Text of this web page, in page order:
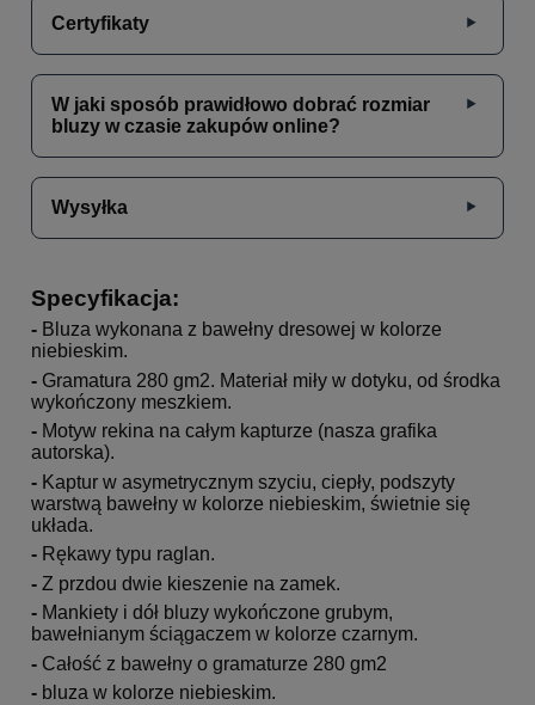
Certyfikaty
W jaki sposób prawidłowo dobrać rozmiar
bluzy w czasie zakupów online?
Wysyłka
Specyfikacja:
- Bluza wykonana z bawełny dresowej w kolorze
niebieskim.
- Gramatura 280 gm2. Materiał miły w dotyku, od środka
wykończony meszkiem.
- Motyw rekina na całym kapturze (nasza grafika
autorska).
- Kaptur w asymetrycznym szyciu, ciepły, podszyty
warstwą bawełny w kolorze niebieskim, świetnie się
układa.
- Rękawy typu raglan.
- Z przdou dwie kieszenie na zamek.
- Mankiety i dół bluzy wykończone grubym,
bawełnianym ściągaczem w kolorze czarnym.
- Całość z bawełny o gramaturze 280 gm2
- bluza w kolorze niebieskim.